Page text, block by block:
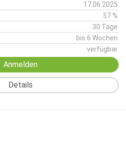
17.06.2025
57 %
30 Tage
bis 6 Wochen
verfügbar
Anmelden
Details